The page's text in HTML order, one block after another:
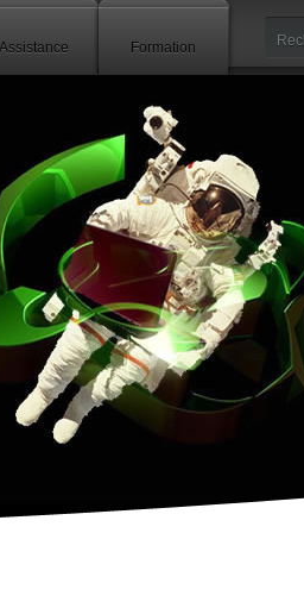
Assistance Formation